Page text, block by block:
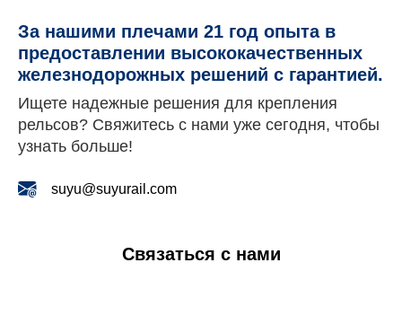
За нашими плечами 21 год опыта в
предоставлении высококачественных
железнодорожных решений с гарантией.
Ищете надежные решения для крепления
рельсов? Свяжитесь с нами уже сегодня, чтобы
узнать больше!
suyu@suyurail.com
Связаться с нами